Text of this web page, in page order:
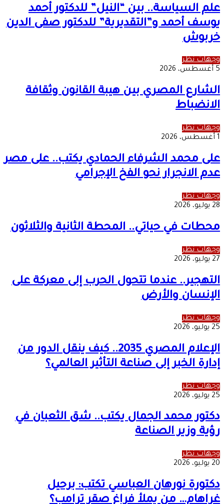
علم السياسة.. بين “النيل” للدكتور أحمد
يوسف أحمد و”التقديرية” للدكتور صفى الدين
خربوش
وجهات نظر
5 أغسطس، 2026
الشارع المصري بين هيبة القانون وثقافة
الانضباط
وجهات نظر
1 أغسطس، 2026
على محمد الشرفاء الحمادي يكتب.. على مصر
عدم الانجرار نحو الفخ الإجرامي
وجهات نظر
28 يوليو، 2026
محطات في حياتي.. المحطة الثانية والثلاثون
وجهات نظر
27 يوليو، 2026
التهجير.. عندما تتحول الحرب إلى معركة على
الإنسان والأرض
وجهات نظر
25 يوليو، 2026
الإعلام المصري 2035.. كيف ينقل الدور من
إدارة الخبر إلى صناعة التأثير العالمي؟
وجهات نظر
25 يوليو، 2026
دكتور محمد الجمال يكتب.. شق الثعبان في
رؤية وزير الصناعة
وجهات نظر
20 يوليو، 2026
دكتورة نورهان العباسي تكتب: برحيل
غراهام… من يملأ فراغ صقر ترامب؟